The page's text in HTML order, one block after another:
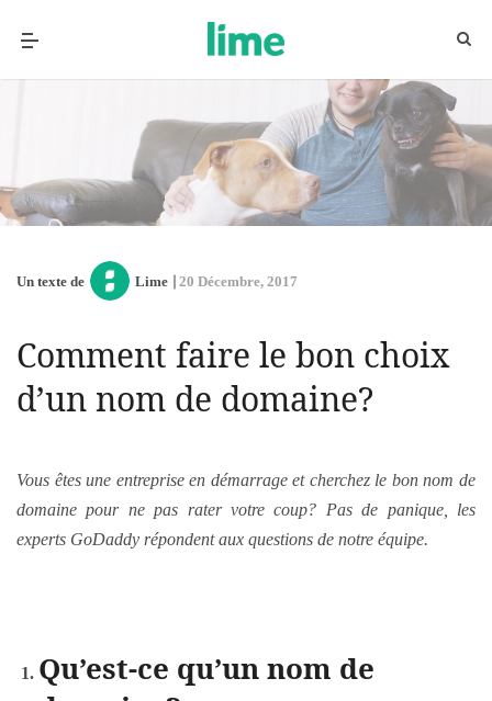
Un texte de Lime 20 Décembre, 2017
Comment faire le bon choix
d’un nom de domaine?
Vous êtes une entreprise en démarrage et cherchez le bon nom de
domaine pour ne pas rater votre coup? Pas de panique, les
experts GoDaddy répondent aux questions de notre équipe.
Qu’est-ce qu’un nom de